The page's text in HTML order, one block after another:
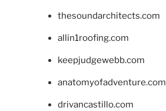
thesoundarchitects.com
allin1roofing.com
keepjudgewebb.com
anatomyofadventure.com
drivancastillo.com